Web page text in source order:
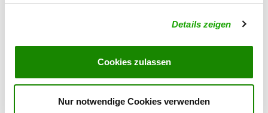
Details zeigen
Cookies zulassen
Nur notwendige Cookies verwenden
Buchholzer Landstr. 6 A
15518 Steinhöfel